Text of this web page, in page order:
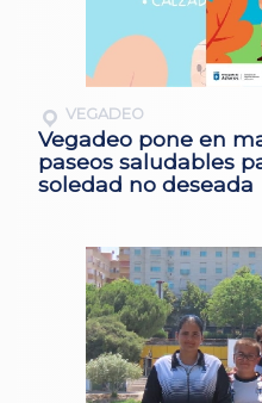
VEGADEO
Vegadeo pone en
paseos saludables
soledad no deseada